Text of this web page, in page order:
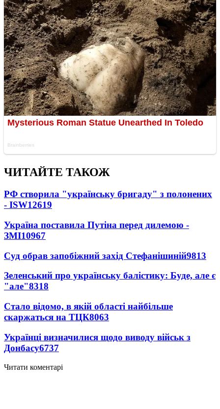
ЧИТАЙТЕ ТАКОЖ
РФ створила "українську бригаду" з полонених
- ISW12619
Україна поставила Путіна перед дилемою -
ЗМІ10967
Суд обрав запобіжний захід Стефанішиній9813
Зеленський про українську балістику: Буде, але є
"але"8318
Стало відомо, в якій області найбільше
скаржаться на ТЦК8063
Українці визначилися щодо виводу військ з
Донбасу6737
Читати коментарі